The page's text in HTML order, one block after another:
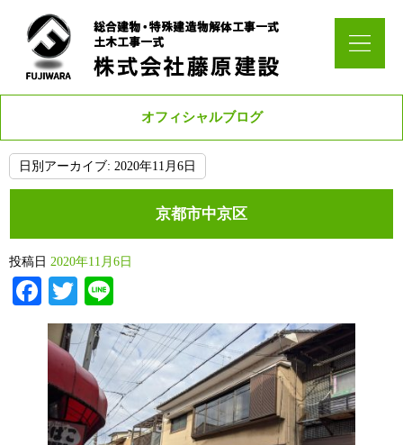
オフィシャルブログ
日別アーカイブ: 2020年11月6日
京都市中京区
投稿日 2020年11月6日
Facebook
Twitter